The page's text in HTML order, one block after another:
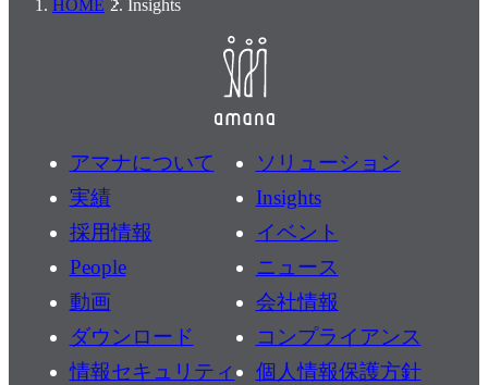
HOME Insights
アマナについて
ソリューション
実績
Insights
採用情報
イベント
People
ニュース
動画
会社情報
ダウンロード
コンプライアンス
情報セキュリティ
個人情報保護方針